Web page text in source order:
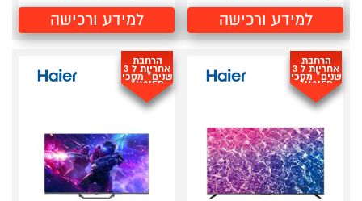
למידע ורכישה למידע ורכישה
הרחבת
אחריות ל 3
שנים* מסכי
HAIER*
הרחבת
אחריות ל 3
שנים* מסכי
HAIER*